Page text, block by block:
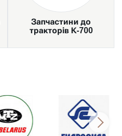
Запчастини до
тракторів К-700